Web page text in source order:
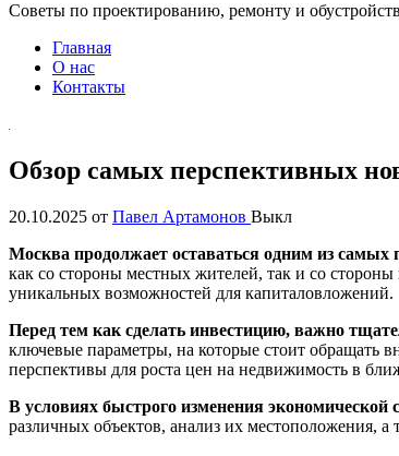
Советы по проектированию, ремонту и
Главная
О нас
Контакты
Обзор самых перспективных
20.10.2025 от Павел Артамонов Выкл
Москва продолжает оставаться одним из
как со стороны местных жителей, так и со
уникальных возможностей для капиталовложений.
Перед тем как сделать инвестицию, важно
ключевые параметры, на которые стоит
перспективы для роста цен на недвижимость в
В условиях быстрого изменения
различных объектов, анализ их местоположения,